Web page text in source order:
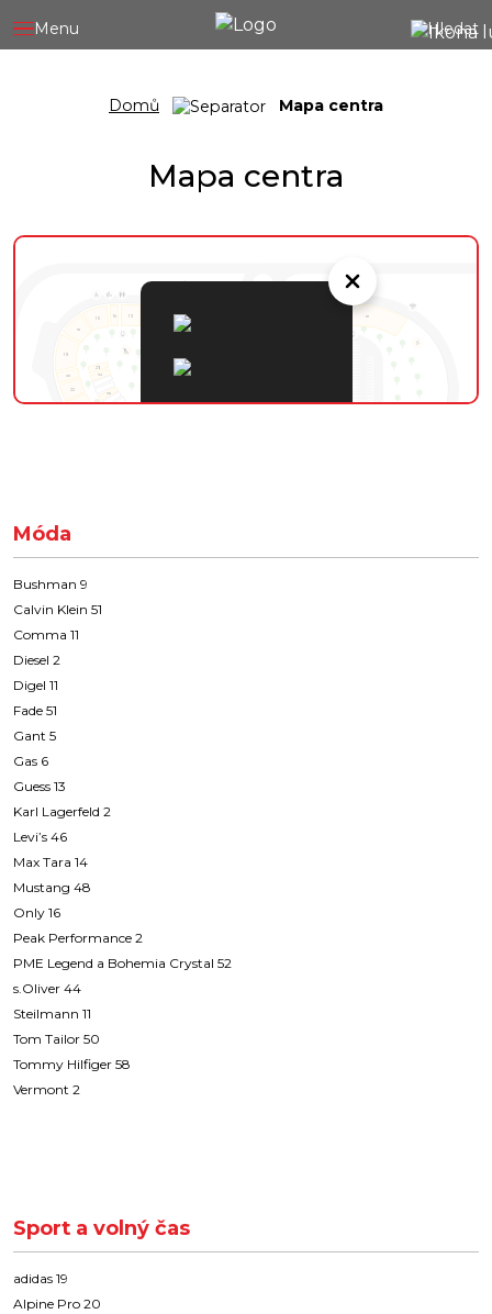
Menu Hledat
Domů Mapa centra
Mapa centra
Móda
Bushman 9
Calvin Klein 51
Comma 11
Diesel 2
Digel 11
Fade 51
Gant 5
Gas 6
Guess 13
Karl Lagerfeld 2
Levi’s 46
Max Tara 14
Mustang 48
Only 16
Peak Performance 2
PME Legend a Bohemia Crystal 52
s.Oliver 44
Steilmann 11
Tom Tailor 50
Tommy Hilfiger 58
Vermont 2
Sport a volný čas
adidas 19
Alpine Pro 20